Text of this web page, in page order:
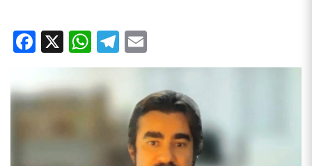
Facebook
X WhatsApp
Telegram